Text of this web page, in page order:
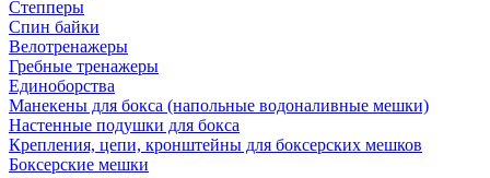
Степперы
Спин байки
Велотренажеры
Гребные тренажеры
Единоборства
Манекены для бокса (напольные водоналивные мешки)
Настенные подушки для бокса
Крепления, цепи, кронштейны для боксерских мешков
Боксерские мешки